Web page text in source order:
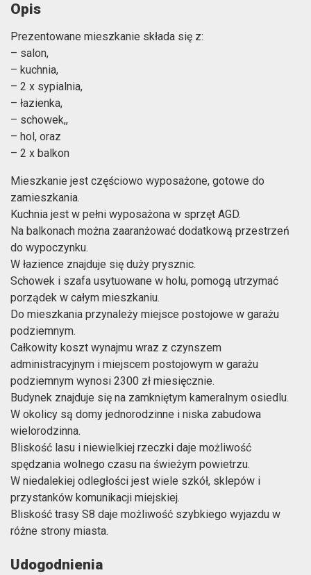
Opis
Prezentowane mieszkanie składa się z:
– salon,
– kuchnia,
– 2 x sypialnia,
– łazienka,
– schowek,,
– hol, oraz
– 2 x balkon
Mieszkanie jest częściowo wyposażone, gotowe do
zamieszkania.
Kuchnia jest w pełni wyposażona w sprzęt AGD.
Na balkonach można zaaranżować dodatkową przestrzeń
do wypoczynku.
W łazience znajduje się duży prysznic.
Schowek i szafa usytuowane w holu, pomogą utrzymać
porządek w całym mieszkaniu.
Do mieszkania przynależy miejsce postojowe w garażu
podziemnym.
Całkowity koszt wynajmu wraz z czynszem
administracyjnym i miejscem postojowym w garażu
podziemnym wynosi 2300 zł miesięcznie.
Budynek znajduje się na zamkniętym kameralnym osiedlu.
W okolicy są domy jednorodzinne i niska zabudowa
wielorodzinna.
Bliskość lasu i niewielkiej rzeczki daje możliwość
spędzania wolnego czasu na świeżym powietrzu.
W niedalekiej odległości jest wiele szkół, sklepów i
przystanków komunikacji miejskiej.
Bliskość trasy S8 daje możliwość szybkiego wyjazdu w
różne strony miasta.
Udogodnienia